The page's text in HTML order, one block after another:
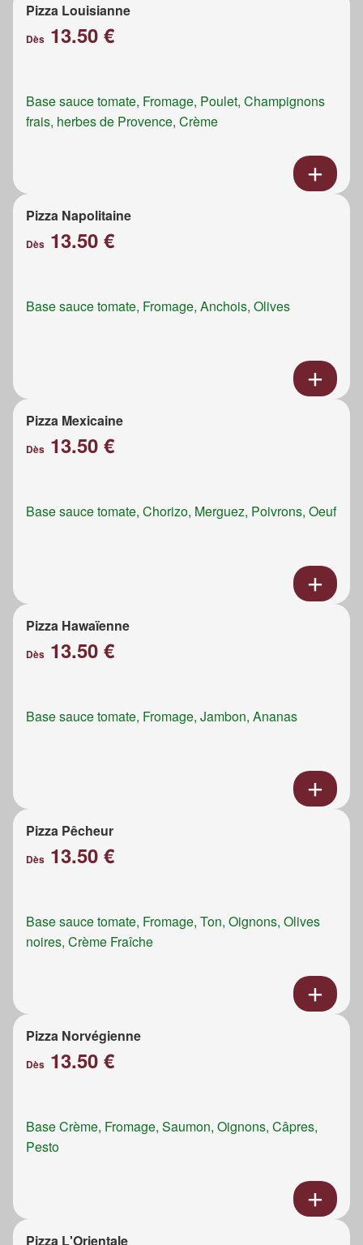
Pizza Louisianne
Dès 13.50 €
Base sauce tomate, Fromage, Poulet, Champignons
frais, herbes de Provence, Crème
Pizza Napolitaine
Dès 13.50 €
Base sauce tomate, Fromage, Anchois, Olives
Pizza Mexicaine
Dès 13.50 €
Base sauce tomate, Chorizo, Merguez, Poivrons, Oeuf
Pizza Hawaïenne
Dès 13.50 €
Base sauce tomate, Fromage, Jambon, Ananas
Pizza Pêcheur
Dès 13.50 €
Base sauce tomate, Fromage, Ton, Oignons, Olives
noires, Crème Fraîche
Pizza Norvégienne
Dès 13.50 €
Base Crème, Fromage, Saumon, Oignons, Câpres,
Pesto
Pizza L'Orientale